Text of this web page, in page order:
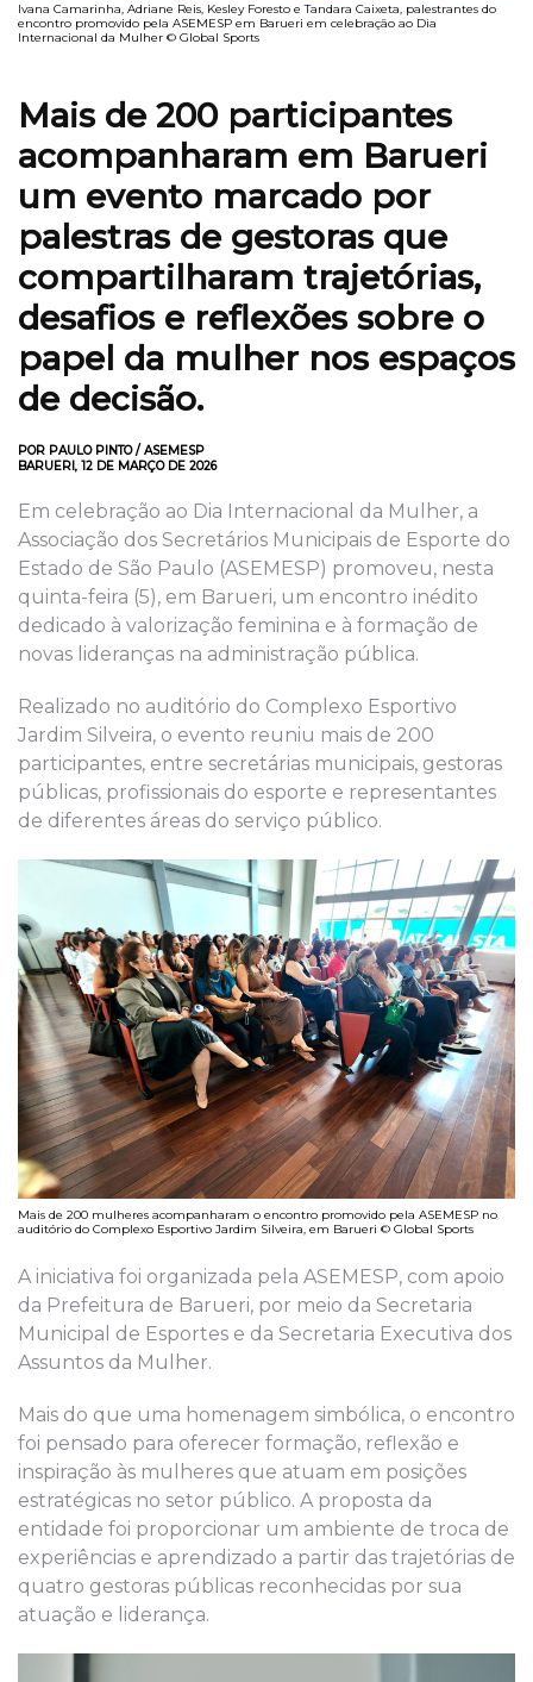
Ivana Camarinha, Adriane Reis, Kesley Foresto e Tandara Caixeta, palestrantes do
encontro promovido pela ASEMESP em Barueri em celebração ao Dia
Internacional da Mulher © Global Sports
Mais de 200 participantes
acompanharam em Barueri
um evento marcado por
palestras de gestoras que
compartilharam trajetórias,
desafios e reflexões sobre o
papel da mulher nos espaços
de decisão.
POR PAULO PINTO / ASEMESP
BARUERI, 12 DE MARÇO DE 2026
Em celebração ao Dia Internacional da Mulher, a
Associação dos Secretários Municipais de Esporte do
Estado de São Paulo (ASEMESP) promoveu, nesta
quinta-feira (5), em Barueri, um encontro inédito
dedicado à valorização feminina e à formação de
novas lideranças na administração pública.
Realizado no auditório do Complexo Esportivo
Jardim Silveira, o evento reuniu mais de 200
participantes, entre secretárias municipais, gestoras
públicas, profissionais do esporte e representantes
de diferentes áreas do serviço público.
Mais de 200 mulheres acompanharam o encontro promovido pela ASEMESP no
auditório do Complexo Esportivo Jardim Silveira, em Barueri © Global Sports
A iniciativa foi organizada pela ASEMESP, com apoio
da Prefeitura de Barueri, por meio da Secretaria
Municipal de Esportes e da Secretaria Executiva dos
Assuntos da Mulher.
Mais do que uma homenagem simbólica, o encontro
foi pensado para oferecer formação, reflexão e
inspiração às mulheres que atuam em posições
estratégicas no setor público. A proposta da
entidade foi proporcionar um ambiente de troca de
experiências e aprendizado a partir das trajetórias de
quatro gestoras públicas reconhecidas por sua
atuação e liderança.